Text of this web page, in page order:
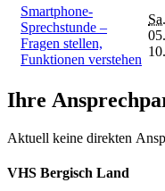
Smartphone-
Sprechstunde –
Fragen stellen,
Funktionen verstehen
Sa.
Ihre
Aktuell keine direkten
VHS Bergisch Land